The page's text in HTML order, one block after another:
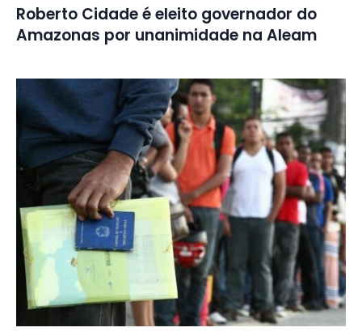
Roberto Cidade é eleito governador do
Amazonas por unanimidade na Aleam